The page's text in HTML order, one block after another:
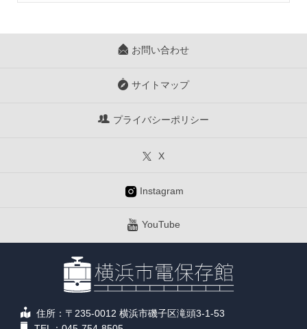
お問い合わせ
サイトマップ
プライバシーポリシー
X
Instagram
YouTube
住所：〒235-0012 横浜市磯子区滝頭3-1-53